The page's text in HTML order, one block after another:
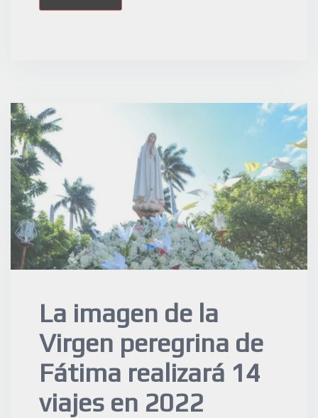
La imagen de la
Virgen peregrina de
Fátima realizará 14
viajes en 2022